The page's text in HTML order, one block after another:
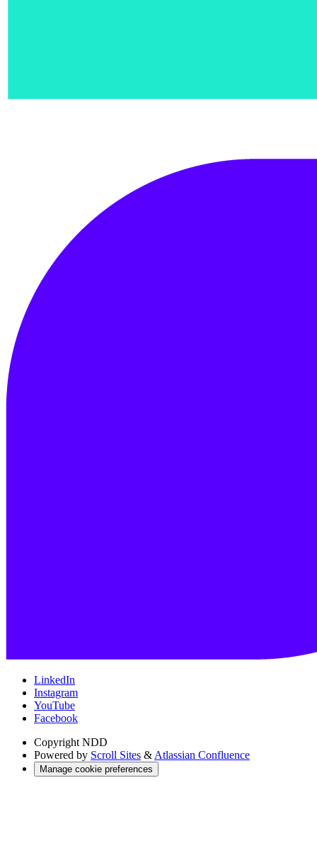
LinkedIn
Instagram
YouTube
Facebook
Copyright NDD
Powered by Scroll Sites & Atlassian Confluence
Manage cookie preferences